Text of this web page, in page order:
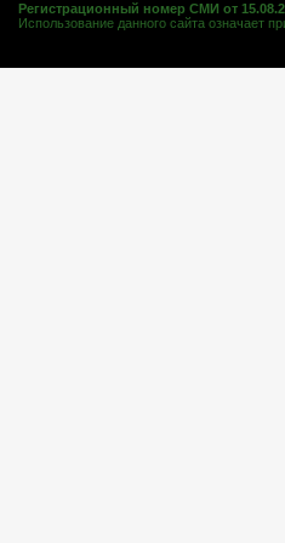
Регистрационный номер СМИ от
Использование данного сайта означает